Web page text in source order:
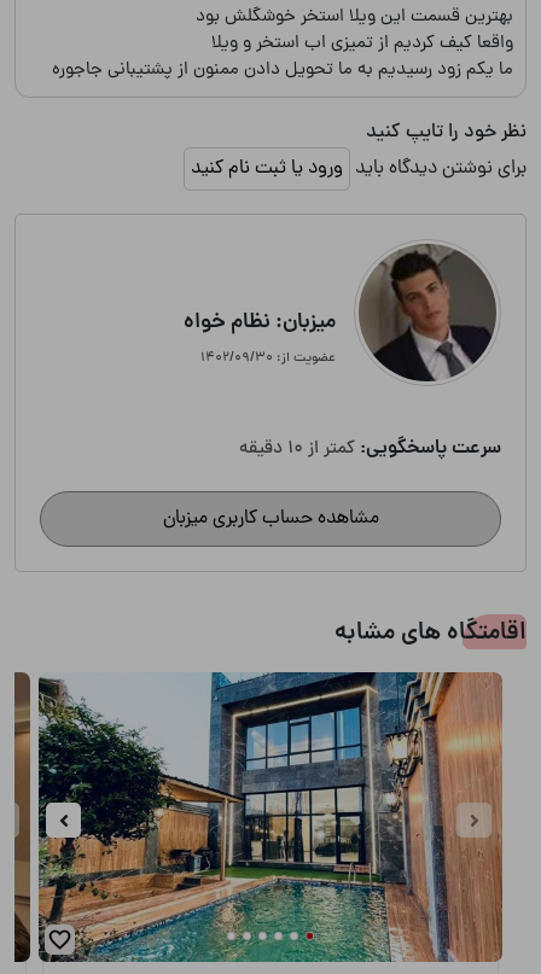
بهترین قسمت این ویلا استخر خوشگلش بود
واقعا کیف کردیم از تمیزی اب استخر و ویلا
ما یکم زود رسیدیم به ما تحویل دادن ممنون از پشتیبانی جاجوره
نظر خود را تایپ کنید
برای نوشتن دیدگاه باید ورود یا ثبت نام کنید
میزبان: نظام خواه
عضویت از: ۱۴۰۲/۰۹/۳۰
سرعت پاسخگویی: کمتر از 10 دقیقه
مشاهده حساب کاربری میزبان
اقامتگاه های مشابه